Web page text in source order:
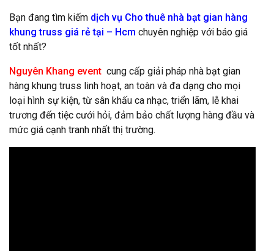
Bạn đang tìm kiếm dịch vụ Cho thuê nhà bạt gian hàng
khung truss giá rẻ tại – Hcm chuyên nghiệp với báo giá
tốt nhất?
Nguyên Khang event cung cấp giải pháp nhà bạt gian
hàng khung truss linh hoạt, an toàn và đa dạng cho mọi
loại hình sự kiện, từ sân khấu ca nhạc, triển lãm, lễ khai
trương đến tiệc cưới hỏi, đảm bảo chất lượng hàng đầu và
mức giá cạnh tranh nhất thị trường.